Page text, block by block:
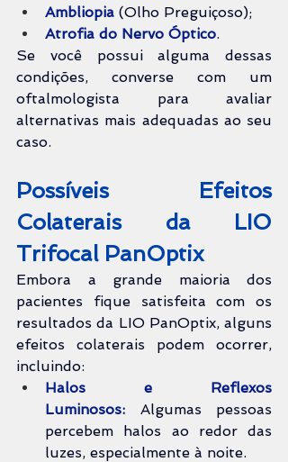
Ambliopia (Olho Preguiçoso);
Atrofia do Nervo Óptico.
Se você possui alguma dessas
condições, converse com um
oftalmologista para avaliar
alternativas mais adequadas ao seu
caso.
Possíveis Efeitos
Trifocal PanOptix
Embora a grande maioria dos
pacientes fique satisfeita com os
resultados da LIO PanOptix, alguns
efeitos colaterais podem ocorrer,
incluindo:
Halos e Reflexos
Luminosos: Algumas pessoas
percebem halos ao redor das
luzes, especialmente à noite.